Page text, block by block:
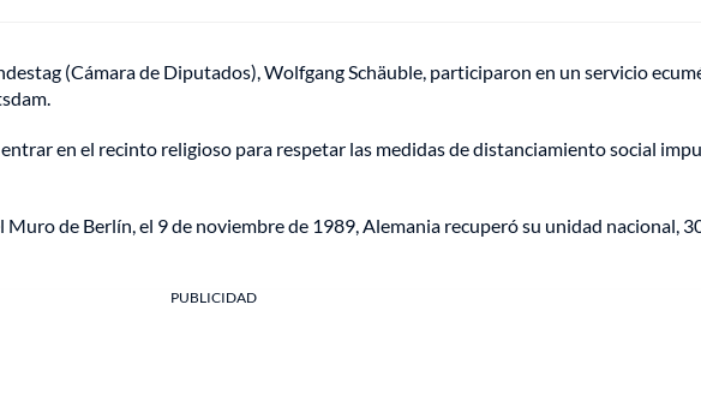
(Cámara de Diputados), Wolfgang Schäuble, participaron en un servicio
en el recinto religioso para respetar las medidas de distanciamiento social
Muro de Berlín, el 9 de noviembre de 1989, Alemania recuperó su unidad nacional,
PUBLICIDAD